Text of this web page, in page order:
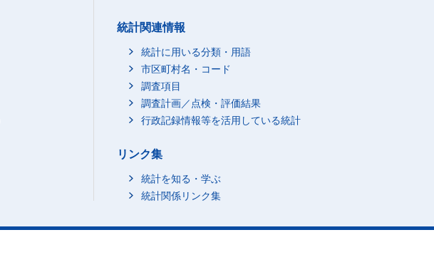
統計関連情報
統計に用いる分類・用語
市区町村名・コード
調査項目
調査計画／点検・評価結果
行政記録情報等を活用している統計
リンク集
統計を知る・学ぶ
統計関係リンク集